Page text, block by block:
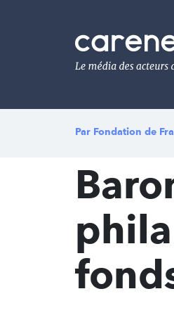
Le
média
de
l'engagement
Par Fondation de